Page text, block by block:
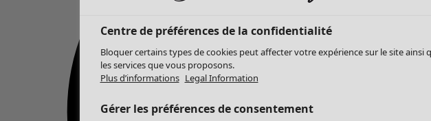
Centre de préférences de la confidentialité
Bloquer certains types de cookies peut affecter votre expérience sur le site ainsi
les services que vous proposons.
Plus d’informations Legal Information
Gérer les préférences de consentement